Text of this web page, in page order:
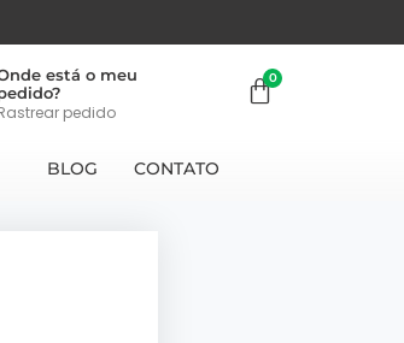
está o meu
pedido
BLOG CONTATO